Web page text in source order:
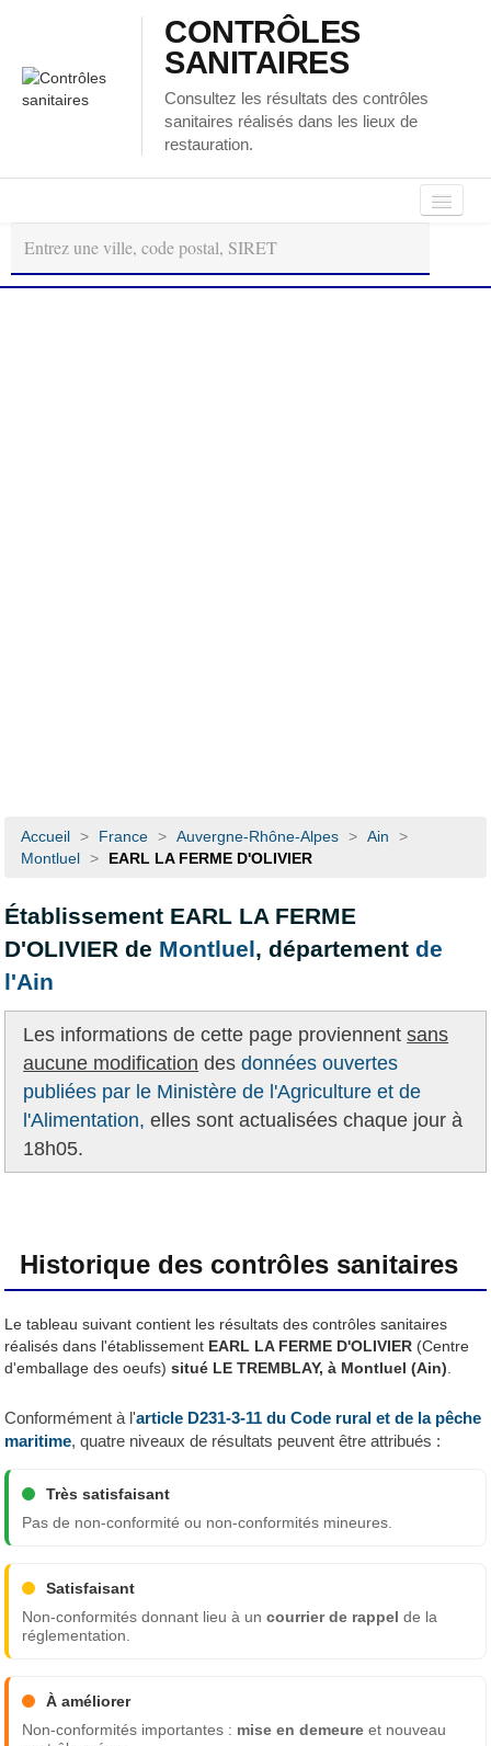
CONTRÔLES
SANITAIRES
Consultez les résultats des contrôles
sanitaires réalisés dans les lieux de
restauration.
Autour
de
moi
Régions
Accueil > France > Auvergne-Rhône-Alpes > Ain
>
Montluel > EARL LA FERME D'OLIVIER
Établissement EARL LA FERME
D'OLIVIER de Montluel, départementde
l'Ain
Les informations de cette page proviennentsans
aucune modification desdonnées ouvertes
publiées par le Ministère de l'Agriculture et de
l'Alimentation, elles sont actualisées chaque jour à
18h05.
Historique des contrôles sanitaires
Le tableau suivant contient les résultats des contrôles sanitaires
réalisés dans l'établissement EARL LA FERME D'OLIVIER (Centre
d'emballage des oeufs) situé LE TREMBLAY, à Montluel (Ain)
Conformément à l'article D231-3-11 du Code rural et de la pêche
maritime, quatre niveaux de résultats peuvent être attribués :
Très satisfaisant
Pas de non-conformité ou non-conformités mineures.
Satisfaisant
Non-conformités donnant lieu à uncourrier de rappel de la
réglementation.
À améliorer
Non-conformités importantes : mise en demeure et nouveau